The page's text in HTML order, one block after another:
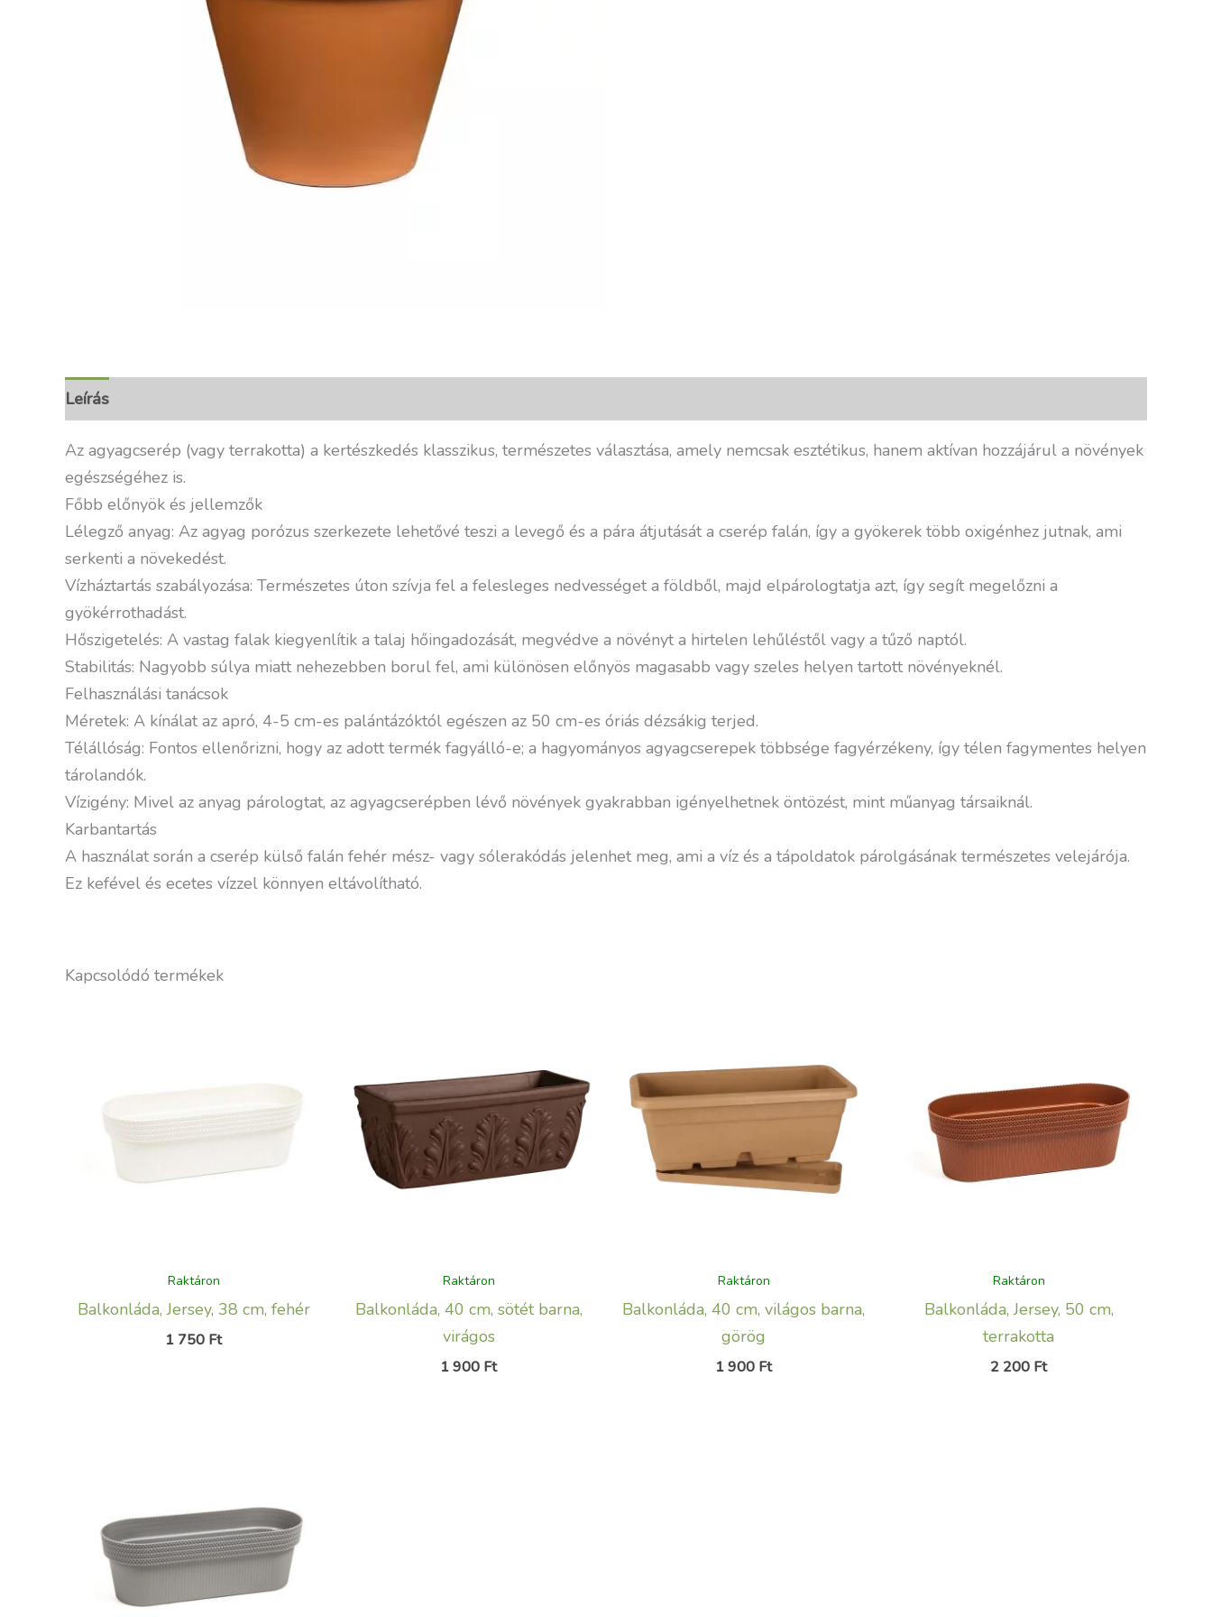
Leírás
Az agyagcserép (vagy terrakotta) a kertészkedés klasszikus, természetes választása, amely nemcsak esztétikus, hanem aktívan hozzájárul a növények
egészségéhez is.
Főbb előnyök és jellemzők
Lélegző anyag: Az agyag porózus szerkezete lehetővé teszi a levegő és a pára átjutását a cserép falán, így a gyökerek több oxigénhez jutnak, ami
serkenti a növekedést.
Vízháztartás szabályozása: Természetes úton szívja fel a felesleges nedvességet a földből, majd elpárologtatja azt, így segít megelőzni a
gyökérrothadást.
Hőszigetelés: A vastag falak kiegyenlítik a talaj hőingadozását, megvédve a növényt a hirtelen lehűléstől vagy a tűző naptól.
Stabilitás: Nagyobb súlya miatt nehezebben borul fel, ami különösen előnyös magasabb vagy szeles helyen tartott növényeknél.
Felhasználási tanácsok
Méretek: A kínálat az apró, 4-5 cm-es palántázóktól egészen az 50 cm-es óriás dézsákig terjed.
Télállóság: Fontos ellenőrizni, hogy az adott termék fagyálló-e; a hagyományos agyagcserepek többsége fagyérzékeny, így télen fagymentes helyen
tárolandók.
Vízigény: Mivel az anyag párologtat, az agyagcserépben lévő növények gyakrabban igényelhetnek öntözést, mint műanyag társaiknál.
Karbantartás
A használat során a cserép külső falán fehér mész- vagy sólerakódás jelenhet meg, ami a víz és a tápoldatok párolgásának természetes velejárója.
Ez kefével és ecetes vízzel könnyen eltávolítható.
Kapcsolódó termékek
Raktáron
Balkonláda, Jersey, 38 cm, fehér
1 750 Ft
Raktáron
Balkonláda, 40 cm, sötét barna,
virágos
1 900 Ft
Raktáron
Balkonláda, 40 cm, világos barna,
görög
1 900 Ft
Raktáron
Balkonláda, Jersey, 50 cm,
terrakotta
2 200 Ft